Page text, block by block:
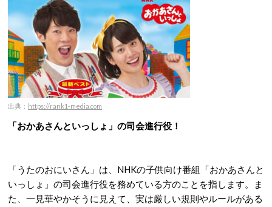
出典： https://rank1-media.com
「おかあさんといっしょ」の司会進行役！
「うたのおにいさん」は、NHKの子供向け番組「おかあさんと
いっしょ」の司会進行役を務めている方のことを指します。ま
た、一見華やかそうに見えて、実は厳しい規則やルールがある